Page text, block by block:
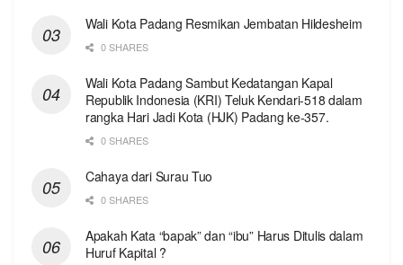
Wali Kota Padang Resmikan Jembatan Hildesheim
0 SHARES
Wali Kota Padang Sambut Kedatangan Kapal
Republik Indonesia (KRI) Teluk Kendari-518 dalam
rangka Hari Jadi Kota (HJK) Padang ke-357.
0 SHARES
Cahaya dari Surau Tuo
0 SHARES
Apakah Kata “bapak” dan “ibu” Harus Ditulis dalam
Huruf Kapital ?